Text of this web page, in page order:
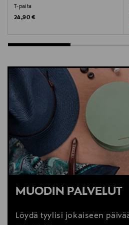
T-paita
Original Price
24,90 €
MUODIN PALVELUT
Löydä tyylisi jokaiseen